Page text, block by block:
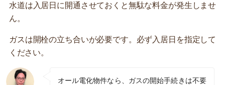
水道は入居日に開通させておくと無駄な料金が発生しませ
ん。
ガスは開栓の立ち合いが必要です。必ず入居日を指定して
ください。
オール電化物件なら、ガスの開始手続きは不要